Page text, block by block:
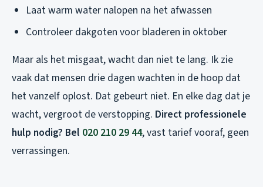
Laat warm water nalopen na het afwassen
Controleer dakgoten voor bladeren in oktober
Maar als het misgaat, wacht dan niet te lang. Ik zie
vaak dat mensen drie dagen wachten in de hoop dat
het vanzelf oplost. Dat gebeurt niet. En elke dag dat je
wacht, vergroot de verstopping. Direct professionele
hulp nodig? Bel 020 210 29 44, vast tarief vooraf, geen
verrassingen.